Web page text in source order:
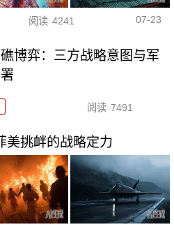
阅读 4241 07-23
博弈：三方战略意图与军
阅读 7491
美挑衅的战略定力